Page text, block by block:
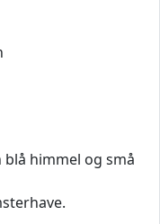
himmel og små